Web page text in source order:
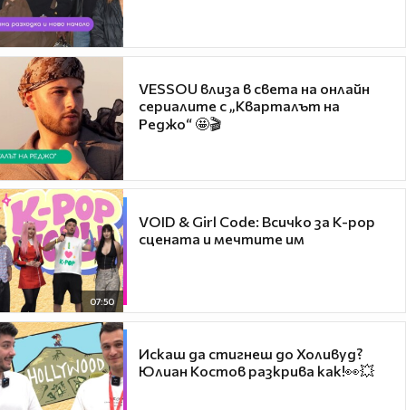
VESSOU влиза в света на онлайн
сериалите с „Кварталът на
Реджо“ 🤩🎬
07:50
VOID & Girl Code: Всичко за K-pop
сцената и мечтите им
Искаш да стигнеш до Холивуд?
Юлиан Костов разкрива как!👀💥